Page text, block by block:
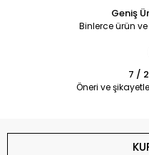
Geniş
Binlerce ürün
7 /
Öneri ve